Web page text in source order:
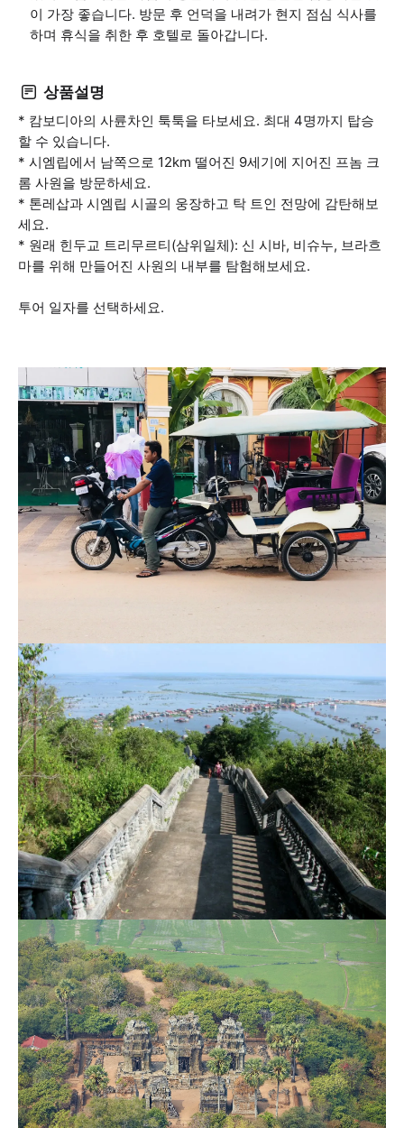
이 가장 좋습니다. 방문 후 언덕을 내려가 현지 점심 식사를
하며 휴식을 취한 후 호텔로 돌아갑니다.
상품설명
* 캄보디아의 사륜차인 툭툭을 타보세요. 최대 4명까지 탑승
할 수 있습니다.
* 시엠립에서 남쪽으로 12km 떨어진 9세기에 지어진 프놈 크
롬 사원을 방문하세요.
* 톤레삽과 시엠립 시골의 웅장하고 탁 트인 전망에 감탄해보
세요.
* 원래 힌두교 트리무르티(삼위일체): 신 시바, 비슈누, 브라흐
마를 위해 만들어진 사원의 내부를 탐험해보세요.
투어 일자를 선택하세요.